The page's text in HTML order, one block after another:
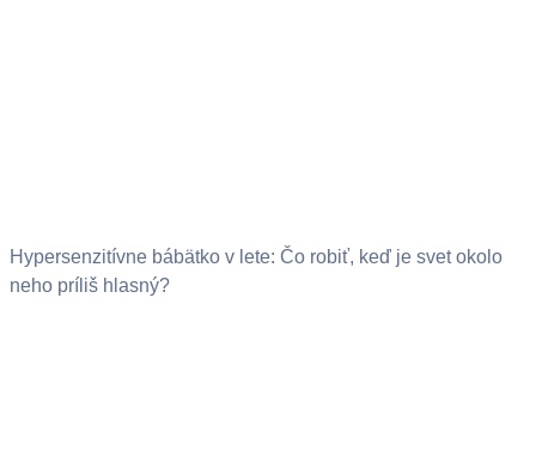
Hypersenzitívne bábätko v lete: Čo robiť, keď je svet okolo
neho príliš hlasný?